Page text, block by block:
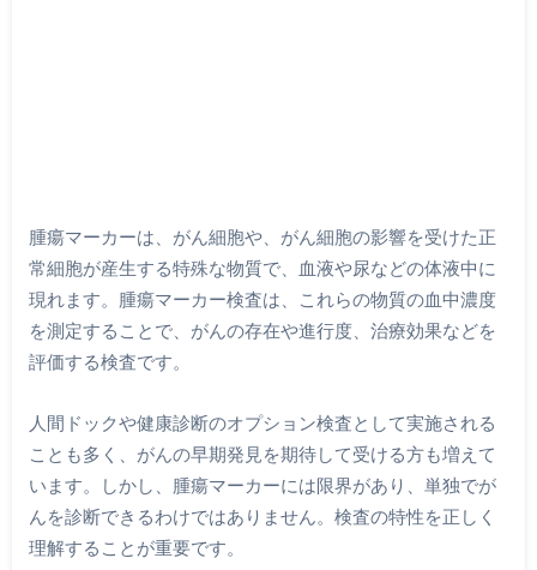
腫瘍マーカーは、がん細胞や、がん細胞の影響を受けた正
常細胞が産生する特殊な物質で、血液や尿などの体液中に
現れます。腫瘍マーカー検査は、これらの物質の血中濃度
を測定することで、がんの存在や進行度、治療効果などを
評価する検査です。
人間ドックや健康診断のオプション検査として実施される
ことも多く、がんの早期発見を期待して受ける方も増えて
います。しかし、腫瘍マーカーには限界があり、単独でが
んを診断できるわけではありません。検査の特性を正しく
理解することが重要です。